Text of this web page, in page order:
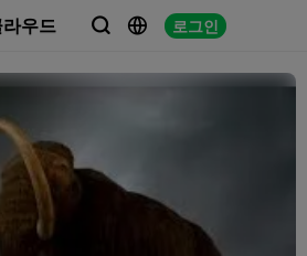
우드   로그인
 